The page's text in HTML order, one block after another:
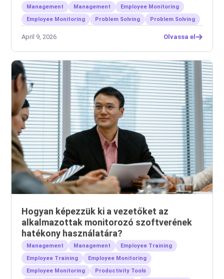
Management Management
Employee Monitoring
Employee Monitoring
Problem Solving Problem Solving
April 9, 2026 Olvassa el
Hogyan képezzük ki a vezetőket az
alkalmazottak monitorozó szoftverének
hatékony használatára?
Management Management
Employee Training
Employee Training
Employee Monitoring
Employee Monitoring
Productivity Tools